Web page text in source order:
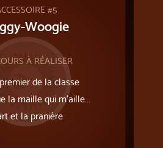
#5
Woogie
À RÉALISER
de la classe
la maille qui m’aille...
et la pranière